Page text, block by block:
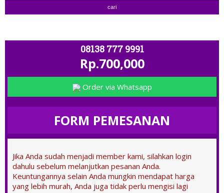
08138 777 9991
Rp.700,000
Order via Whatsapp
FORM PEMESANAN
Jika Anda sudah menjadi member kami, silahkan login
dahulu sebelum melanjutkan pesanan Anda.
Keuntungannya selain Anda mungkin mendapat harga
yang lebih murah, Anda juga tidak perlu mengisi lagi